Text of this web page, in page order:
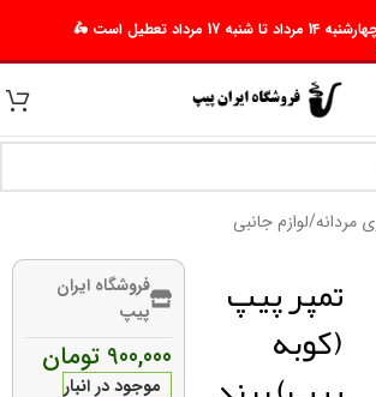
17 مرداد تعطیل است 🛵
مردانه/لوازم جانبی
کلیک کنید
تمپر پیپ
(کوبه
فروشگاه ایران
پیپ
900,000 تومان
موجود در انبار